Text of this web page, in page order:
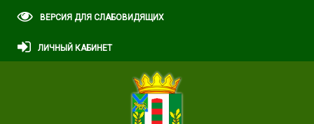
ВЕРСИЯ ДЛЯ СЛАБОВИДЯЩИХ
ЛИЧНЫЙ КАБИНЕТ